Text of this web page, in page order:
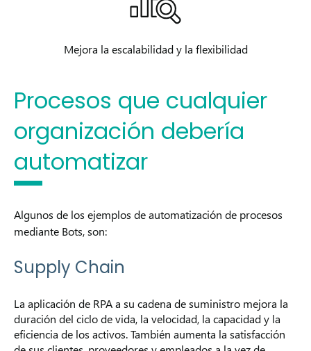
Mejora la escalabilidad y la flexibilidad
Procesos que cualquier
organización debería
automatizar
Algunos de los ejemplos de automatización de procesos
mediante Bots, son:
Supply Chain
La aplicación de RPA a su cadena de suministro mejora la
duración del ciclo de vida, la velocidad, la capacidad y la
eficiencia de los activos. También aumenta la satisfacción